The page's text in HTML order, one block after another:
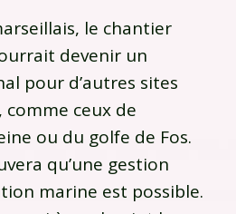
le chantier
devenir un
pour d’autres sites
ceux de
ou du golfe de Fos.
qu’une gestion
marine est possible.